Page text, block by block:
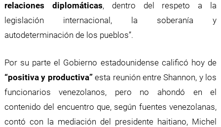
relaciones diplomáticas, dentro del respeto a la
legislación internacional, la soberanía y
autodeterminación de los pueblos”.
Por su parte el Gobierno estadounidense calificó hoy de
“positiva y productiva”esta reunión entre Shannon, y los
funcionarios venezolanos, pero no ahondó en el
contenido del encuentro que, según fuentes venezolanas,
contó con la mediación del presidente haitiano, Michel